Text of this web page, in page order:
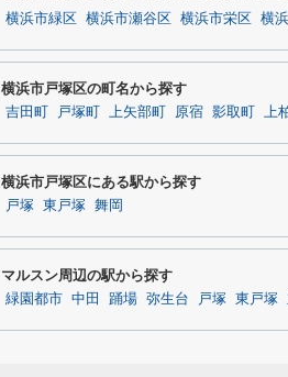
横浜市緑区
横浜市瀬谷区 横浜市栄区 横
横浜市戸塚区の町名から探す
吉田町 戸塚町 上矢部町 原宿 影取町 上
横浜市戸塚区にある駅から探す
戸塚 東戸塚 舞岡
マルスン周辺の駅から探す
緑園都市 中田 踊場 弥生台 戸塚 東戸塚